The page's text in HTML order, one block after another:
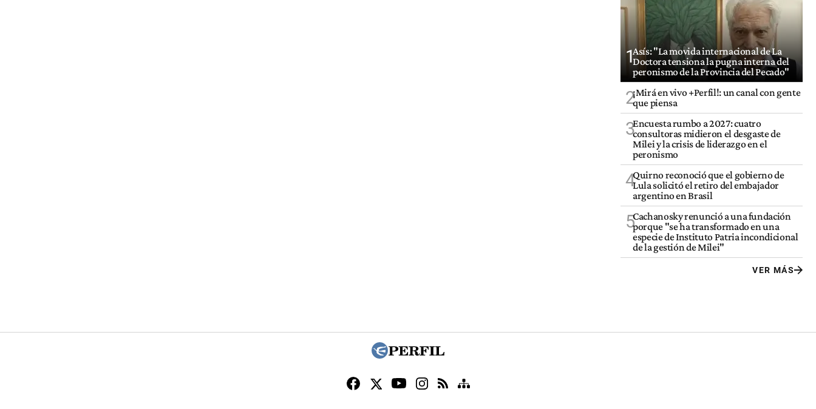
1Asís: "La movida internacional de La
Doctora tensiona la pugna interna del
peronismo de la Provincia del Pecado"
2¡Mirá en vivo +Perfil!: un canal con gente
que piensa
3Encuesta rumbo a 2027: cuatro
consultoras midieron el desgaste de
Milei y la crisis de liderazgo en el
peronismo
4Quirno reconoció que el gobierno de
Lula solicitó el retiro del embajador
argentino en Brasil
5Cachanosky renunció a una fundación
porque "se ha transformado en una
especie de Instituto Patria incondicional
de la gestión de Milei"
VER MÁS